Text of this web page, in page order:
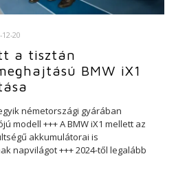
20
a tisztán
BMW iX1
németországi gyárában
modell +++ A BMW iX1 mellett az
akkumulátorai is
napvilágot +++ 2024-től legalább